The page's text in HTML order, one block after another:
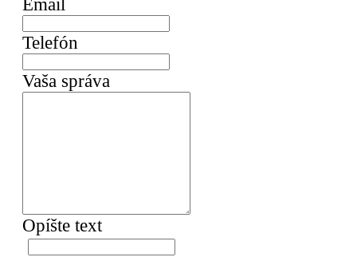
Telefón
Vaša správa
Opíšte text